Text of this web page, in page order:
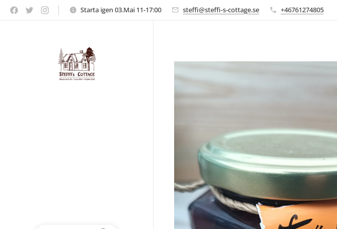
Starta igen 03.Mai 11-17:00 steffi@steffi-s-cottage.se +46761274805